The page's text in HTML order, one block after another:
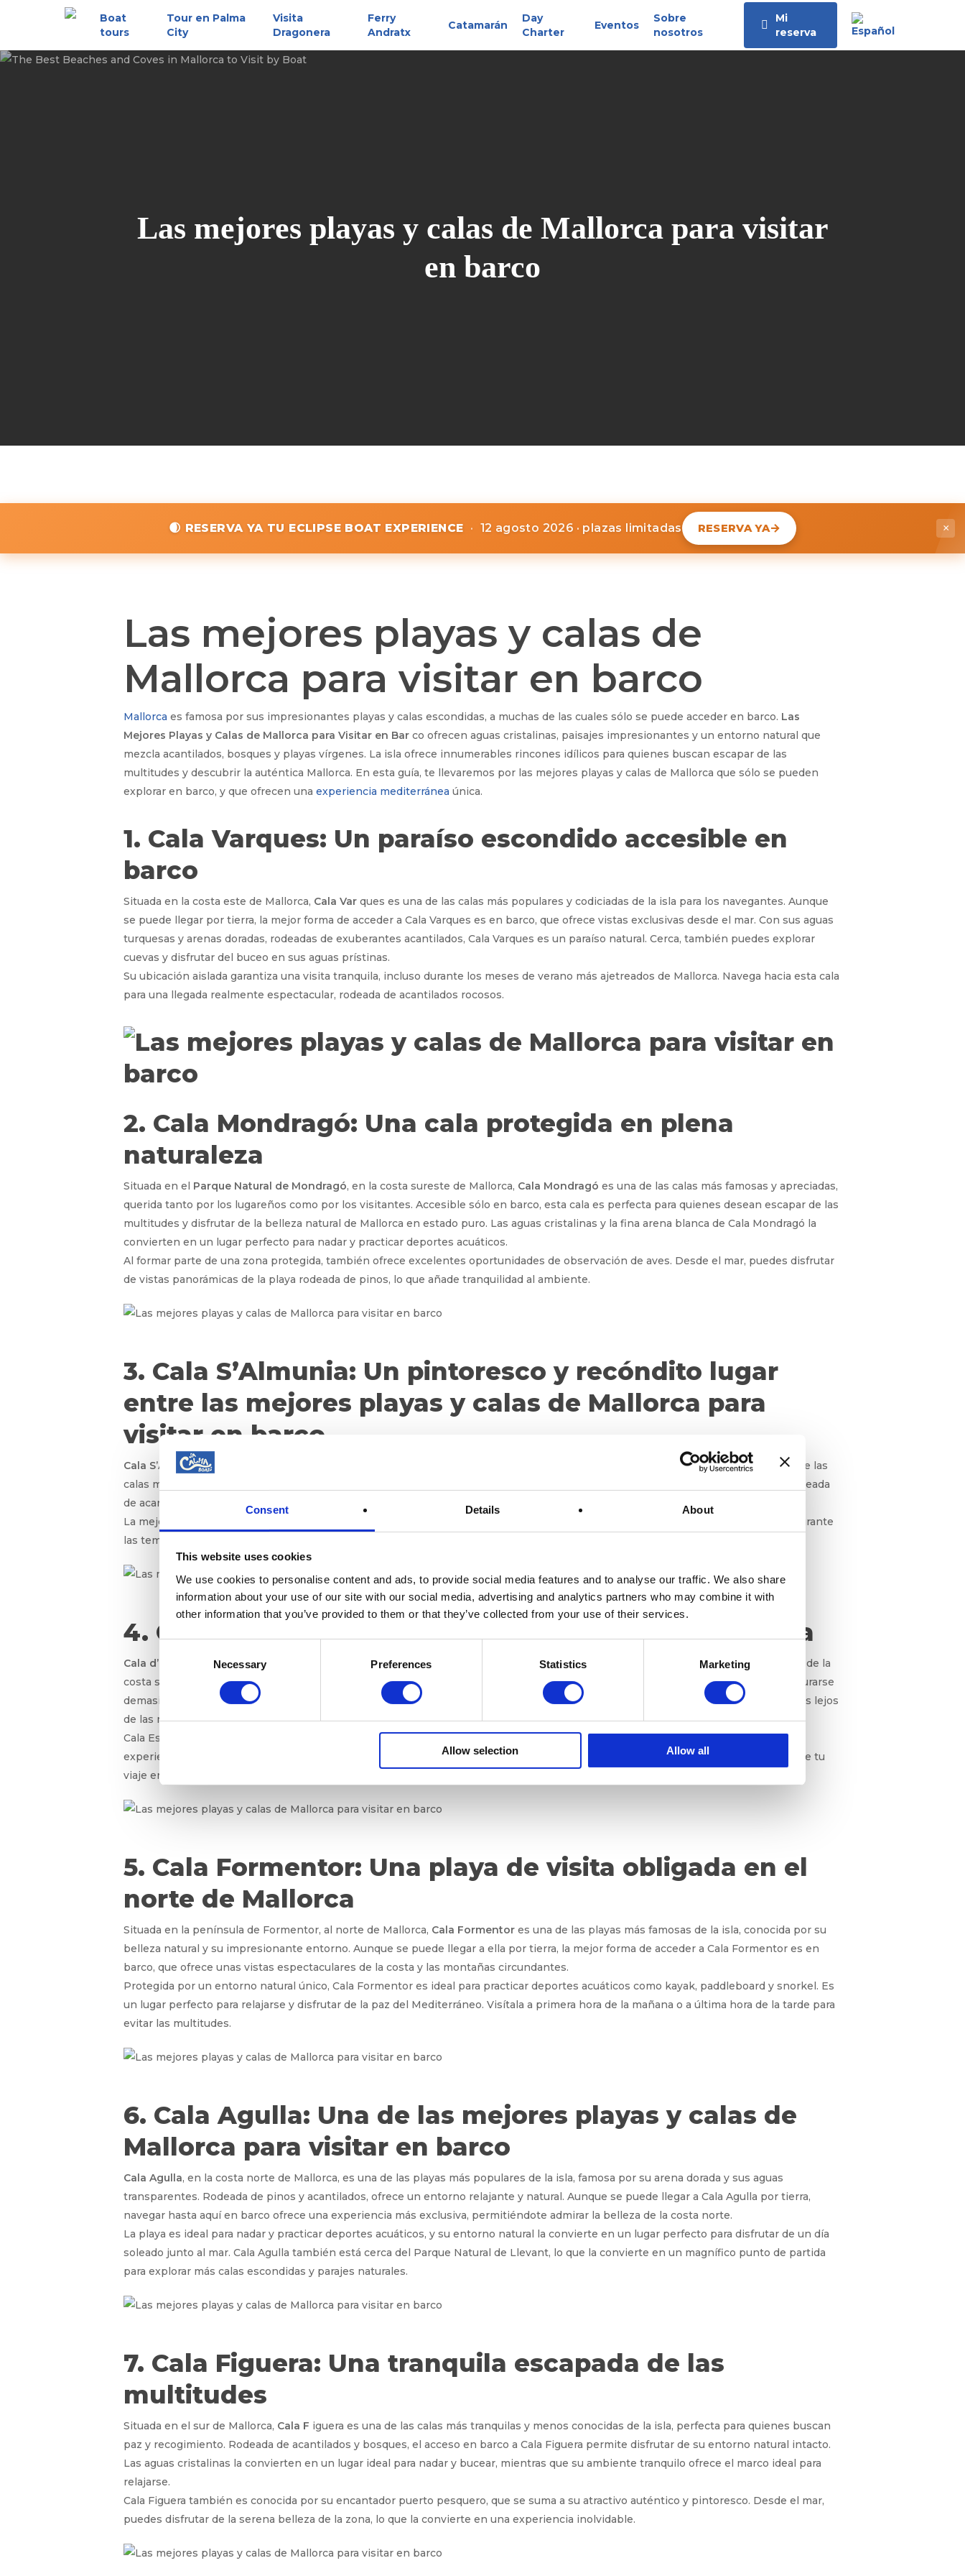
Consent Details About
This website uses cookies
We use cookies to personalise content and ads, to provide social media features and to analyse our traffic. We also share
information about your use of our site with our social media, advertising and analytics partners who may combine it with
other information that you’ve provided to them or that they’ve collected from your use of their services.
Necessary Preferences Statistics Marketing
Allow selection Allow all
content
Boat
tours
Tour en Palma
City
Visita
Dragonera
Ferry
Andratx
Catamarán
Day
Charter
Eventos
Sobre
nosotros
Mi
reserva
Las mejores playas y calas de Mallorca para visitar
en barco
🌒 RESERVA YA TU ECLIPSE BOAT EXPERIENCE · 12 agosto 2026 · plazas limitadas RESERVA YA ×
Las mejores playas y calas de
Mallorca para visitar en barco
Mallorca es famosa por sus impresionantes playas y calas escondidas, a muchas de las cuales sólo se puede acceder en barco. Las
Mejores Playas y Calas de Mallorca para Visitar en Bar co ofrecen aguas cristalinas, paisajes impresionantes y un entorno natural que
mezcla acantilados, bosques y playas vírgenes. La isla ofrece innumerables rincones idílicos para quienes buscan escapar de las
multitudes y descubrir la auténtica Mallorca. En esta guía, te llevaremos por las mejores playas y calas de Mallorca que sólo se pueden
explorar en barco, y que ofrecen una experiencia mediterránea única.
1. Cala Varques: Un paraíso escondido accesible en
barco
Situada en la costa este de Mallorca, Cala Var ques es una de las calas más populares y codiciadas de la isla para los navegantes. Aunque
se puede llegar por tierra, la mejor forma de acceder a Cala Varques es en barco, que ofrece vistas exclusivas desde el mar. Con sus aguas
turquesas y arenas doradas, rodeadas de exuberantes acantilados, Cala Varques es un paraíso natural. Cerca, también puedes explorar
cuevas y disfrutar del buceo en sus aguas prístinas.
Su ubicación aislada garantiza una visita tranquila, incluso durante los meses de verano más ajetreados de Mallorca. Navega hacia esta cala
para una llegada realmente espectacular, rodeada de acantilados rocosos.
2. Cala Mondragó: Una cala protegida en plena
naturaleza
Situada en el Parque Natural de Mondragó, en la costa sureste de Mallorca, Cala Mondragó es una de las calas más famosas y apreciadas,
querida tanto por los lugareños como por los visitantes. Accesible sólo en barco, esta cala es perfecta para quienes desean escapar de las
multitudes y disfrutar de la belleza natural de Mallorca en estado puro. Las aguas cristalinas y la fina arena blanca de Cala Mondragó la
convierten en un lugar perfecto para nadar y practicar deportes acuáticos.
Al formar parte de una zona protegida, también ofrece excelentes oportunidades de observación de aves. Desde el mar, puedes disfrutar
de vistas panorámicas de la playa rodeada de pinos, lo que añade tranquilidad al ambiente.
3. Cala S’Almunia: Un pintoresco y recóndito lugar
entre las mejores playas y calas de Mallorca para
visitar en barco
Cala S’Almunia, situada en la costa sureste de Mallorca, es una pequeña y pintoresca cala que ofrece paz y serenidad. A diferencia de las
calas más grandes de la isla, Cala S’Almunia mantiene un encanto rústico, con aguas tranquilas perfectas para practicar snorkel. Rodeada
de acantilados rocosos y vegetación mediterránea, esta cala es ideal para quienes buscan intimidad y belleza natural.
La mejor forma de acceder a esta encantadora cala es en barco, ya que el acceso por tierra puede ser complicado, especialmente durante
las temporadas turísticas altas. Navega hasta Cala S’Almunia y experimenta su belleza intacta y su tranquilidad desde el agua.
4. Cala d’Or: Aguas cristalinas y vibrante vida marina
Cala d’Or
es una de las regiones más populares de Mallorca, conocida por sus aguas cristalinas y su vibrante vida marina. Esta zona de la
costa sureste presenta una serie de pequeñas calas de aguas turquesas, perfectas para quienes desean disfrutar del mar sin aventurarse
demasiado lejos de la civilización. Aunque Cala d’Or es accesible por tierra, explorarla en barco te permite descubrir calas escondidas lejos
de las multitudes.
Cala Esmeralda, Cala Gran y Cala Ferrera son sólo algunas de las impresionantes calas de la zona, cada una de las cuales ofrece una
experiencia única. Desde el mar, podrás admirar las pintorescas villas blancas y las impresionantes vistas de la costa, lo que hará que tu
viaje en barco sea aún más memorable.
5. Cala Formentor: Una playa de visita obligada en el
norte de Mallorca
Situada en la península de Formentor, al norte de Mallorca, Cala Formentor es una de las playas más famosas de la isla, conocida por su
belleza natural y su impresionante entorno. Aunque se puede llegar a ella por tierra, la mejor forma de acceder a Cala Formentor es en
barco, que ofrece unas vistas espectaculares de la costa y las montañas circundantes.
Protegida por un entorno natural único, Cala Formentor es ideal para practicar deportes acuáticos como kayak, paddleboard y snorkel. Es
un lugar perfecto para relajarse y disfrutar de la paz del Mediterráneo. Visítala a primera hora de la mañana o a última hora de la tarde para
evitar las multitudes.
6. Cala Agulla: Una de las mejores playas y calas de
Mallorca para visitar en barco
Cala Agulla, en la costa norte de Mallorca, es una de las playas más populares de la isla, famosa por su arena dorada y sus aguas
transparentes. Rodeada de pinos y acantilados, ofrece un entorno relajante y natural. Aunque se puede llegar a Cala Agulla por tierra,
navegar hasta aquí en barco ofrece una experiencia más exclusiva, permitiéndote admirar la belleza de la costa norte.
La playa es ideal para nadar y practicar deportes acuáticos, y su entorno natural la convierte en un lugar perfecto para disfrutar de un día
soleado junto al mar. Cala Agulla también está cerca del Parque Natural de Llevant, lo que la convierte en un magnífico punto de partida
para explorar más calas escondidas y parajes naturales.
7. Cala Figuera: Una tranquila escapada de las
multitudes
Situada en el sur de Mallorca, Cala F iguera es una de las calas más tranquilas y menos conocidas de la isla, perfecta para quienes buscan
paz y recogimiento. Rodeada de acantilados y bosques, el acceso en barco a Cala Figuera permite disfrutar de su entorno natural intacto.
Las aguas cristalinas la convierten en un lugar ideal para nadar y bucear, mientras que su ambiente tranquilo ofrece el marco ideal para
relajarse.
Cala Figuera también es conocida por su encantador puerto pesquero, que se suma a su atractivo auténtico y pintoresco. Desde el mar,
puedes disfrutar de la serena belleza de la zona, lo que la convierte en una experiencia inolvidable.